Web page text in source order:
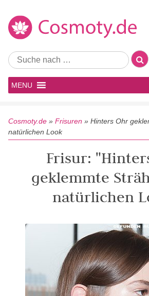
MENU
Cosmoty.de » Frisuren » Hinters Ohr
natürlichen Look
Frisur:
geklemmte
natürlichen